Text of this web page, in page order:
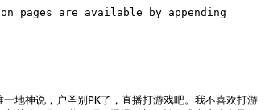
了？我怎么不尊重你了？

户晨风：你这家伙上来就要给我摔的那个底底的，你那吓唬谁呢啊？我跟你说啊，我可不是刚毕业的小孩。

某网友：你看看互联网上，互联网上啊，真真假假，逗大家开心才是最重要的，你怎么还当真了呢？

户晨风：明白了，那你明白了，那你这样，那个户的，你就错了我也是和解跟你啊，整点效果让别人开心开心，平常我也不。

某网友：感谢姑姑一一一一中点，感谢姑x总监长，感谢姑x总啊，来别急啊，你看我是你财神。

户晨风：不，哎，你等你别急，我现在问一下。

某网友：你这个房子我能不急吗？

户晨风：你这房子是你买的还是租的？

某网友：我那是啥没有这买的，买的买的。

户晨风：的。

某网友：还没穷那份呢，这房子在哪个城市啊？沈阳都被我怼的都忘了都。

户晨风：沈阳多大平米？

某网友：85平。

户晨风：85平，什么时候买的？

某网友：的。

户晨风：你要干嘛呀？不是跟你聊天没有信没有这个信息量，你老是多一点口嘴话。

某网友：你什么时候买的吗？

户晨风：什么时候买的？

某网友：10年，10年10年那买的早了。

户晨风：结婚了吗？

某网友：有个人啊，结婚了。

户晨风：没有，结了结了。

某网友：了结了啊，你结婚了，你还应该有孩子了，你这个岁数。

户晨风：对对对，别脸我了，别脸我了。

某网友：你不用管他，不用管你，不用点那个，你小孩多大了？

户晨风：五个分高，那你家怎么就你一个人呢？

某网友：你猜呢？

户晨风：你看跟你跟你聊天一点这个信息含量都没有，这全是口水话。

某网友：不是信息不是都没有信息含量是不是？你得你得有一个，你得有一个基本的一个主题啊，怎么聊都感觉全是我在生活。

户晨风：你想聊什么话？你想聊什么吗？

某网友：不聊啥，你也不能光问我，那你说嘛，你那你想聊什么？我现在你都那个聊懵了，你不是听我才想起来我一开始我不问你来的吗？我问你我说咱俩要我说我那个看你挣五万五千不聊钱的事吗？你怎么一天跟茶午和偶子在？

户晨风：上来你聊钱，你玩互联网，玩互联网如果互联网和隐私本身就是矛盾的，就如果说你很在乎自己的这些隐私，我也尊重，那你就不要玩互联网。

某网友：哎，我不在乎，我不在乎，关键我也看你跟别人聊过，你咋没问别人呢？我也问别人啊，我自己情况下也都知道啊。我问你五万块钱你还没回答我，要帮忙给我怼着，然后要我连五万块钱。

户晨风：在互联网上挣钱的方式有很多，但是前提是什么？说白了就是分享自己的生活，变着发去分享，通过这个途径再挣钱。

某网友：那我离婚的。

户晨风：离婚的，你离婚的孩子跟女方了？

某网友：跟女方呢，嗯啊，这行不？

户晨风：嗯，行啊，离婚离婚吧，这不很正常吗？好，那你还想聊什么？你还想聊什么？你还想聊什么？

某网友：你是你不聊那五万块钱的事吗？你不理会这五万不是我就我就看。

户晨风：你不明白了，不明白哥们儿，不明白你挣不了这个钱。你不明白，你说话这个太低了，说话这个太低了。

某网友：不是聊五万块钱，你不聊的吗？

户晨风：聊不了，你这个说话这种方式，就是说搁酒桌上可以，都是口水话，这你搁互联网上没人乐意看，大家都走了，聊不了。

某网友：那费劲，都走了，怎么有人跟你说那费劲，你知道吧？不是，那你聊，你聊，我想你聊，你聊我，你聊。

户晨风：啥？你要聊啥？你最惨，我不难为你，你可以换其他方式去挣五万，但是在互联网上挣五万，你挣不了，知道吧？

某网友：那我挣两万呢？

户晨风：你二十都挣不了，你别两万了，哥们，你二十你都挣不了，知道吗？

某网友：不是，我跟你说这些信息，怎么我连二十都挣不了？

户晨风：你全是空话，都是口水话，没有任何信息含量，好吧？来，我给你读个SC吧，我给你读个SC啊，我给你读个SC，你就知道。榴莲蘸臭豆腐，xxxx总说，老哥幽默了，听着像疗养的，你是疗养的吗？不是，你是哪里的？

某网友：哪里？

户晨风：我谁？本地的。唱片鉴赏，xxxx总说，挂了吧，户子这个满嘴跑火车，没一句实话。你看，这就是你给别人的一个印象，好吧？行了，好，再见。

某网友：啊？你跑啥火车了？

户晨风：不是你他妈问我这么多，这么多他妈也是你跟我跑火车。冷静，冷静，在户玩互联网跟在酒桌上不一样，好吧？你不能把你在酒桌上的态度放到互联网上，这是不行的，能不能明白？你既然来玩互联网了，就不要端着你这个架子，你比我大十轮，我也是这么跟你讲话，好吧？互联网上不按资排辈，能明白吗？

某网友：能，能。

户晨风：能，嗯，你明白就好，你多自己多思考一下。

某网友：啊？我思考啥？你知道，不是你，你五万，你一万也行，你二十万，二十万咋挣啊？二...

户晨风：十万钱？好好好，再见吧啊，再见，好生活愉快。

某网友：啊？啥玩意再见？别，我怼他，他妈的。

户晨风：哎呀，这没有信息含量，这全是输出啊，这有啥意思呢？没有信息，没有，这说的话都没有信息含量，全是口水话，这没有办法交流。当然，我们不攻击，互相尊重，友好交流啊，不攻击，互相尊重，友好交流。好，